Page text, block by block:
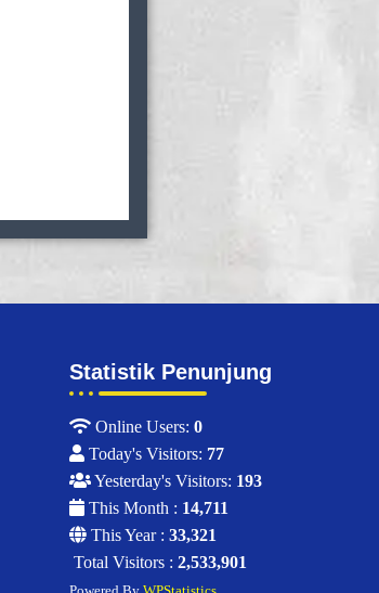
Statistik Penunjung
Online Users:0
Today's Visitors: 77
Yesterday's Visitors: 193
This Month : 14,711
This Year :33,321
Total Visitors :2,533,901